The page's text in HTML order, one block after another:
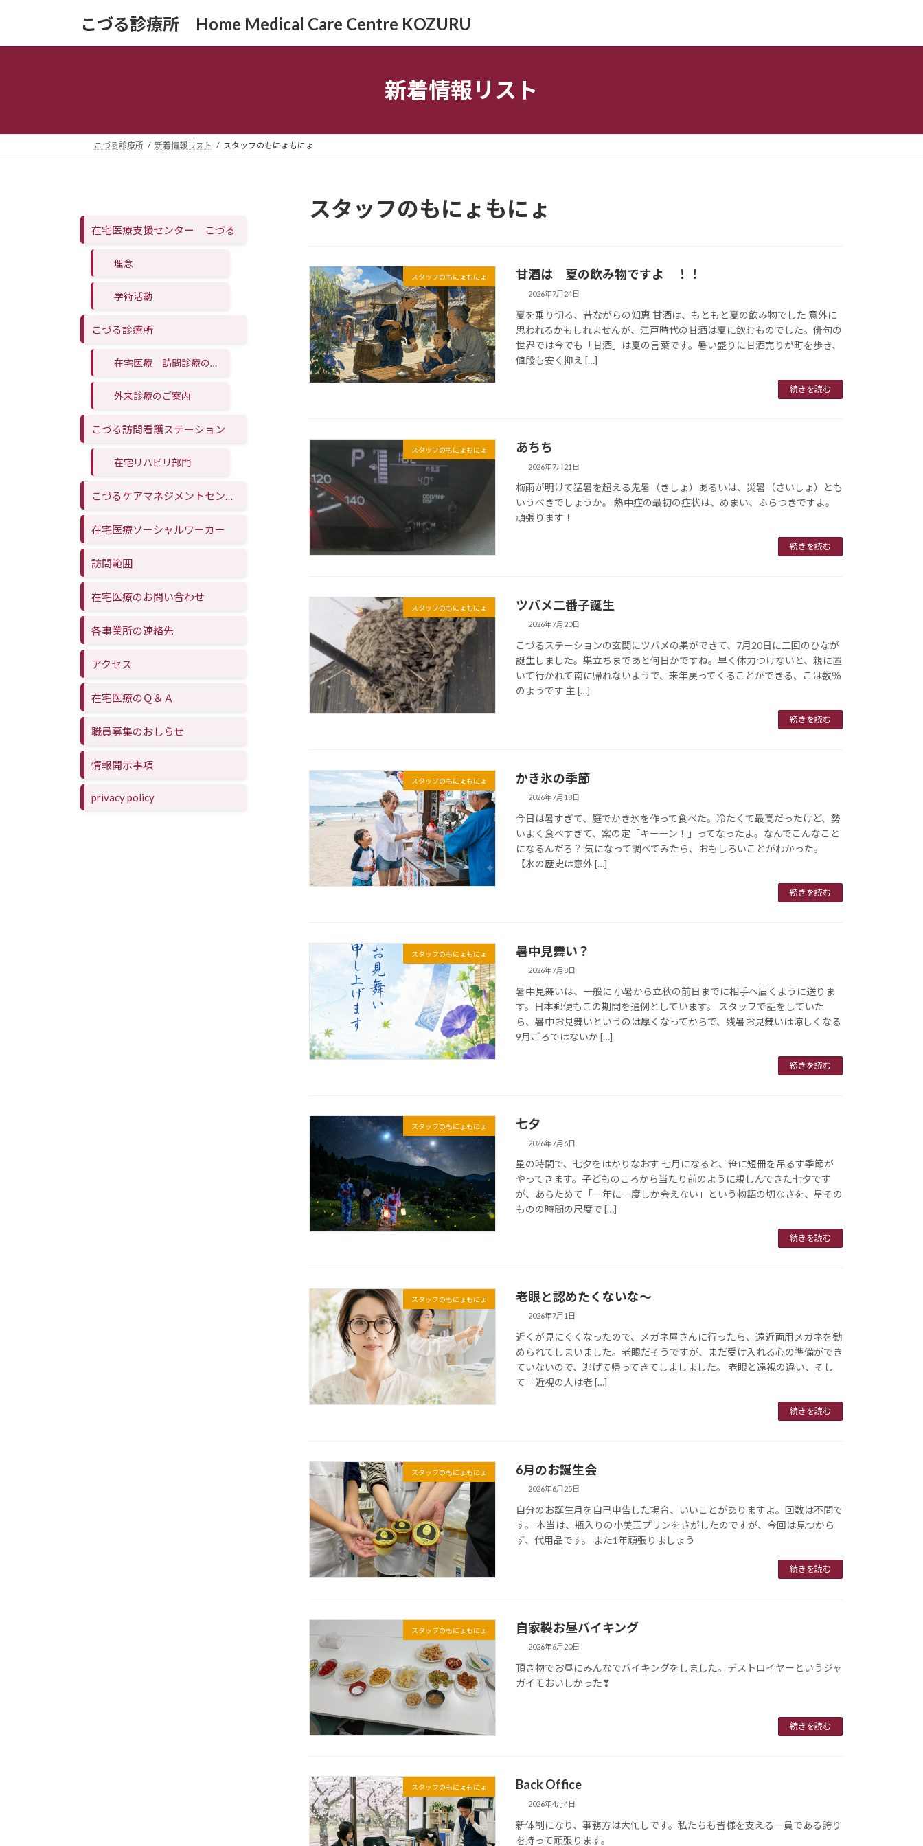
こづる診療所 Home Medical Care Centre KOZURU
新着情報リスト
こづる診療所 新着情報リスト スタッフのもにょもにょ
スタッフのもにょもにょ
スタッフのもにょもにょ 甘酒は 夏の飲み物ですよ ！！
2026年7月24日
夏を乗り切る、昔ながらの知恵 甘酒は、もともと夏の飲み物でした 意外に
思われるかもしれませんが、江戸時代の甘酒は夏に飲むものでした。俳句の
世界では今でも「甘酒」は夏の言葉です。暑い盛りに甘酒売りが町を歩き、
値段も安く抑え […]
続きを読む
スタッフのもにょもにょ あちち
2026年7月21日
梅雨が明けて猛暑を超える鬼暑（きしょ）あるいは、災暑（さいしょ）とも
いうべきでしょうか。 熱中症の最初の症状は、めまい、ふらつきですよ。
頑張ります！
続きを読む
スタッフのもにょもにょ ツバメ二番子誕生
2026年7月20日
こづるステーションの玄関にツバメの巣ができて、7月20日に二回のひなが
誕生しました。巣立ちまであと何日かですね。早く体力つけないと、親に置
いて行かれて南に帰れないようで、来年戻ってくることができる、こは数％
のようです 主 […]
続きを読む
スタッフのもにょもにょ かき氷の季節
2026年7月18日
今日は暑すぎて、庭でかき氷を作って食べた。冷たくて最高だったけど、勢
いよく食べすぎて、案の定「キーーン！」ってなったよ。なんでこんなこと
になるんだろ？ 気になって調べてみたら、おもしろいことがわかった。
【氷の歴史は意外 […]
続きを読む
スタッフのもにょもにょ 暑中見舞い？
2026年7月8日
暑中見舞いは、一般に 小暑から立秋の前日までに相手へ届くように送りま
す。日本郵便もこの期間を通例としています。 スタッフで話をしていた
ら、暑中お見舞いというのは厚くなってからで、残暑お見舞いは涼しくなる
9月ごろではないか […]
続きを読む
スタッフのもにょもにょ 七夕
2026年7月6日
星の時間で、七夕をはかりなおす 七月になると、笹に短冊を吊るす季節が
やってきます。子どものころから当たり前のように親しんできた七夕です
が、あらためて「一年に一度しか会えない」という物語の切なさを、星その
ものの時間の尺度で […]
続きを読む
スタッフのもにょもにょ 老眼と認めたくないな～
2026年7月1日
近くが見にくくなったので、メガネ屋さんに行ったら、遠近両用メガネを勧
められてしまいました。老眼だそうですが、まだ受け入れる心の準備ができ
ていないので、逃げて帰ってきてしましました。 老眼と遠視の違い、そし
て「近視の人は老 […]
続きを読む
スタッフのもにょもにょ 6月のお誕生会
2026年6月25日
自分のお誕生月を自己申告した場合、いいことがありますよ。回数は不問で
す。 本当は、瓶入りの小美玉プリンをさがしたのですが、今回は見つから
ず、代用品です。 また1年頑張りましょう
続きを読む
スタッフのもにょもにょ 自家製お昼バイキング
2026年6月20日
頂き物でお昼にみんなでバイキングをしました。デストロイヤーというジャ
ガイモおいしかった❣
続きを読む
スタッフのもにょもにょ Back Office
2026年4月4日
新体制になり、事務方は大忙しです。私たちも皆様を支える一員である誇り
を持って頑張ります。
在宅医療支援センター こづる
理念
学術活動
こづる診療所
在宅医療 訪問診療のご案内
外来診療のご案内
こづる訪問看護ステーション
在宅リハビリ部門
在宅医療ソーシャルワーカー
訪問範囲
在宅医療のお問い合わせ
各事業所の連絡先
アクセス
在宅医療のＱ＆Ａ
職員募集のおしらせ
情報開示事項
privacy policy